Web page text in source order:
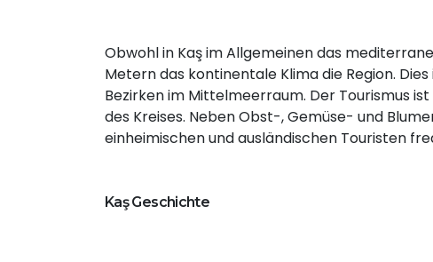
Obwohl in Kaş im Allgemeinen das
Metern das kontinentale Klima die Region.
Bezirken im Mittelmeerraum. Der Tourismus
des Kreises. Neben Obst-, Gemüse- und
einheimischen und ausländischen Touristen
Kaş Geschichte